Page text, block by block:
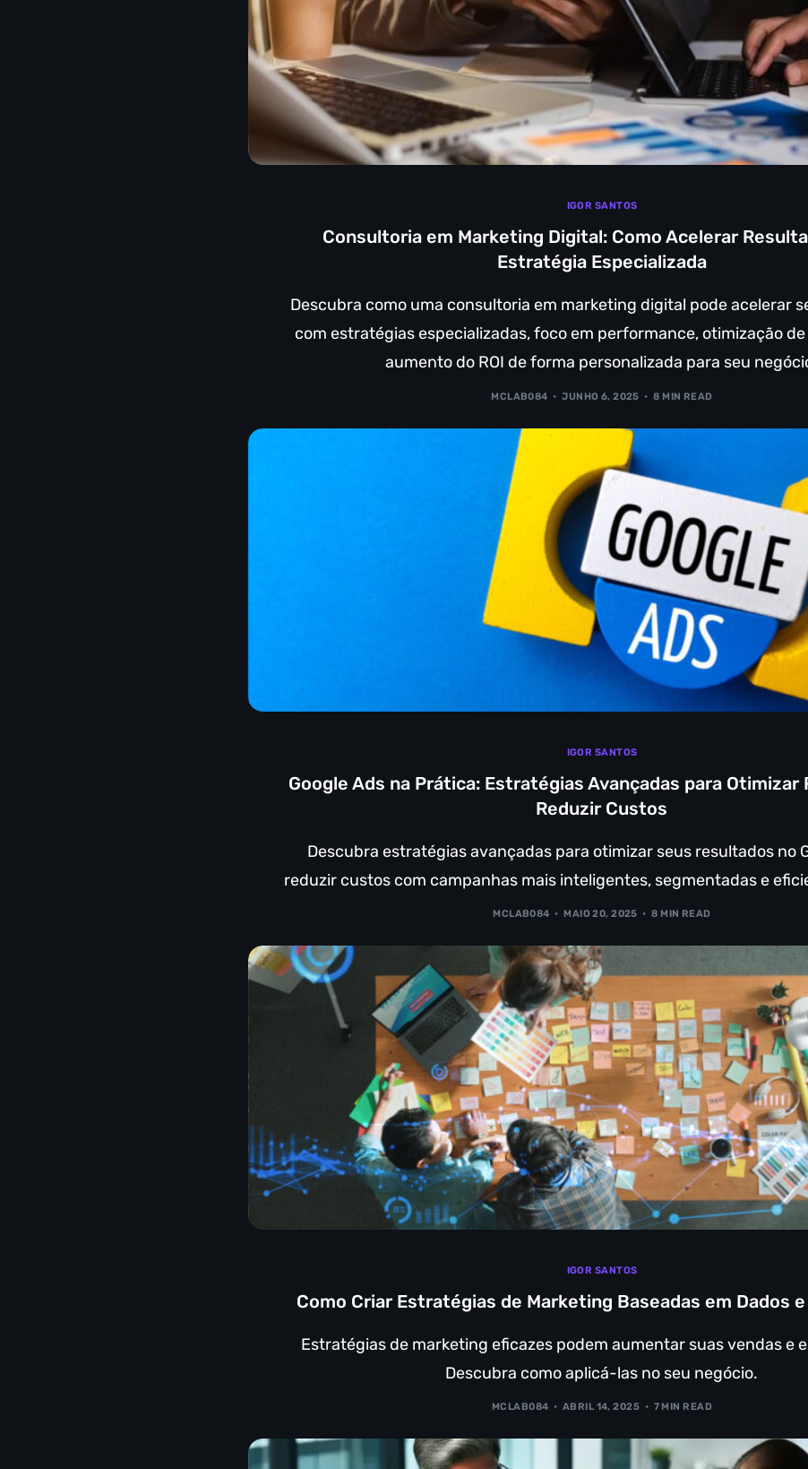
IGOR SANTOS
Consultoria em Marketing Digital: Como Acelerar
Estratégia Especializada
Descubra como uma consultoria em marketing digital pode acelerar
com estratégias especializadas, foco em performance, otimização
aumento do ROI de forma personalizada para seu
MCLAB084 JUNHO 6, 2025 8 MIN READ
IGOR SANTOS
Google Ads na Prática: Estratégias Avançadas para Otimizar
Reduzir Custos
Descubra estratégias avançadas para otimizar seus resultados no
reduzir custos com campanhas mais inteligentes, segmentadas e
MCLAB084 MAIO 20, 2025 8 MIN READ
IGOR SANTOS
Como Criar Estratégias de Marketing Baseadas em Dados
Estratégias de marketing eficazes podem aumentar suas vendas e
Descubra como aplicá-las no seu negócio.
MCLAB084 ABRIL 14, 2025 7 MIN READ